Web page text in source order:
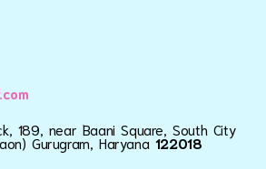
189, near Baani Square, South City
Gurugram, Haryana 122018